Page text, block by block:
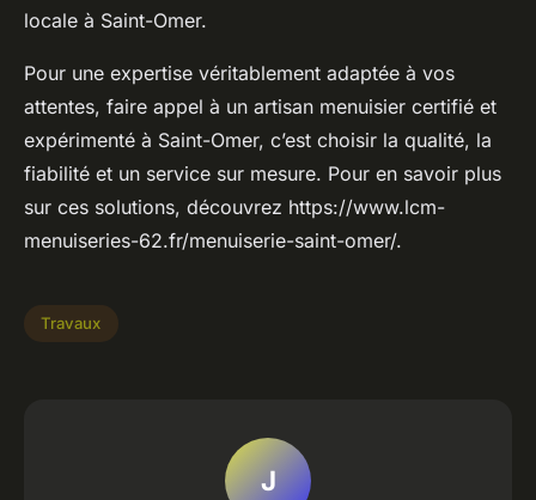
locale à Saint-Omer.
Pour une expertise véritablement adaptée à vos
attentes, faire appel à un artisan menuisier certifié et
expérimenté à Saint-Omer, c’est choisir la qualité, la
fiabilité et un service sur mesure. Pour en savoir plus
sur ces solutions, découvrez https://www.lcm-
menuiseries-62.fr/menuiserie-saint-omer/.
Travaux
J